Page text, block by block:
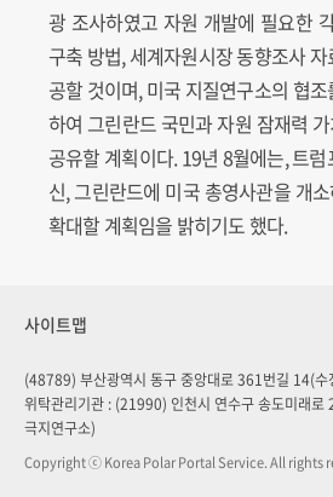
광 조사하였고 자원 개발에 필요한
구축 방법, 세계자원시장 동향조사
공할 것이며, 미국 지질연구소의 협
하여 그린란드 국민과 자원 잠재력
공유할 계획이다. 19년 8월에는, 트
신, 그린란드에 미국 총영사관을 개
확대할 계획임을 밝히기도 했다.
사이트맵
(48789) 부산광역시 동구 중앙대로 361번길 14(수
위탁관리기관 : (21990) 인천시 연수구 송도미래로
극지연구소)
Copyright ⓒ Korea Polar Portal Service. All rights